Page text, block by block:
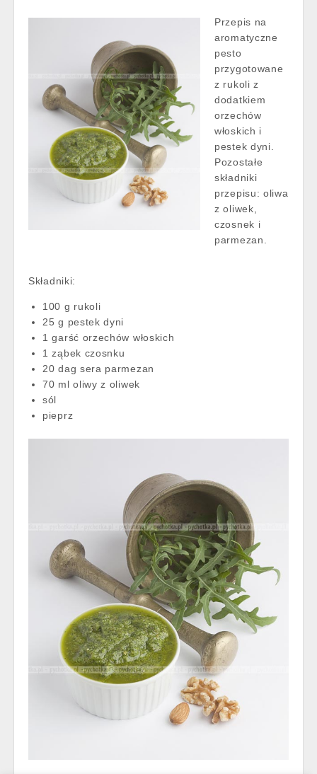
Przepis na
aromatyczne
pesto
przygotowane
z rukoli z
dodatkiem
orzechów
włoskich i
pestek dyni.
Pozostałe
składniki
przepisu: oliwa
z oliwek,
czosnek i
parmezan.
Składniki:
100 g rukoli
25 g pestek dyni
1 garść orzechów włoskich
1 ząbek czosnku
20 dag sera parmezan
70 ml oliwy z oliwek
sól
pieprz